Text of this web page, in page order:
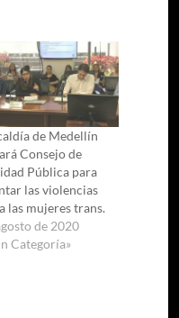
de Medellín
Consejo de
Pública para
las violencias
las mujeres trans.
de 2020
Categoría»